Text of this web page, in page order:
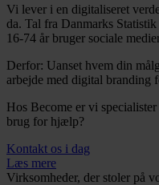
Vi lever i en digitaliseret
da. Tal fra Danmarks
16-74 år bruger sociale
Derfor: Uanset hvem din
arbejde med digital branding
Hos Become er vi
brug for hjælp?
Kontakt os i dag
Læs mere
Virksomheder, der stoler på